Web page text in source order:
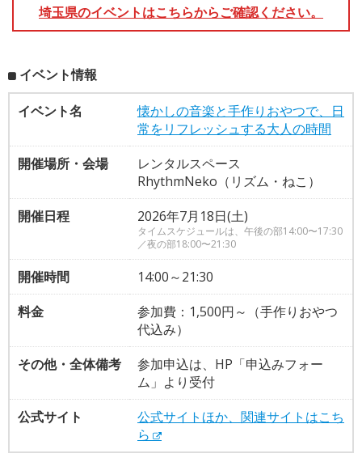
埼玉県のイベントはこちらからご確認ください。
イベント情報
イベント名
懐かしの音楽と手作りおやつで、日
常をリフレッシュする大人の時間
開催場所・会場
レンタルスペース
RhythmNeko（リズム・ねこ）
開催日程
2026年7月18日(土)
タイムスケジュールは、午後の部14:00〜17:30
／夜の部18:00〜21:30
開催時間
14:00～21:30
料金
参加費：1,500円～（手作りおやつ
代込み）
その他・全体備考
参加申込は、HP「申込みフォー
ム」より受付
公式サイト
公式サイトほか、関連サイトはこち
ら